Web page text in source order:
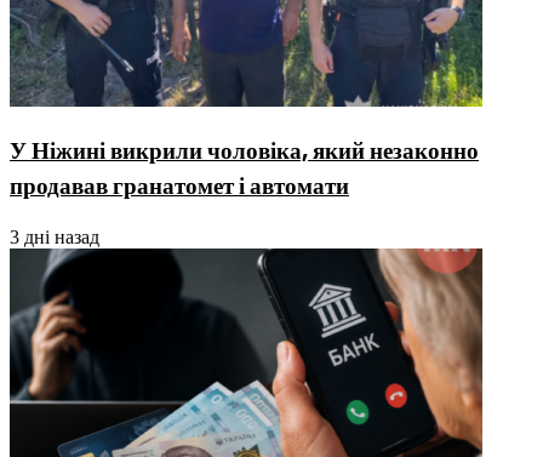
У Ніжині викрили чоловіка, який незаконно
продавав гранатомет і автомати
3 дні назад